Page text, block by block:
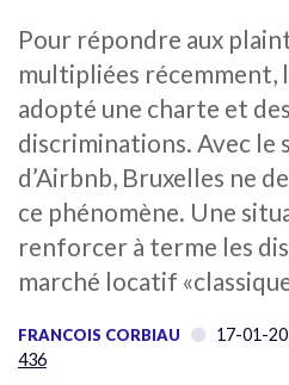
Pour répondre aux
multipliées récemment,
adopté une charte et
discriminations. Avec le
d’Airbnb, Bruxelles ne
ce phénomène. Une
renforcer à terme les
marché locatif
FRANCOIS CORBIAU 17-01-
436